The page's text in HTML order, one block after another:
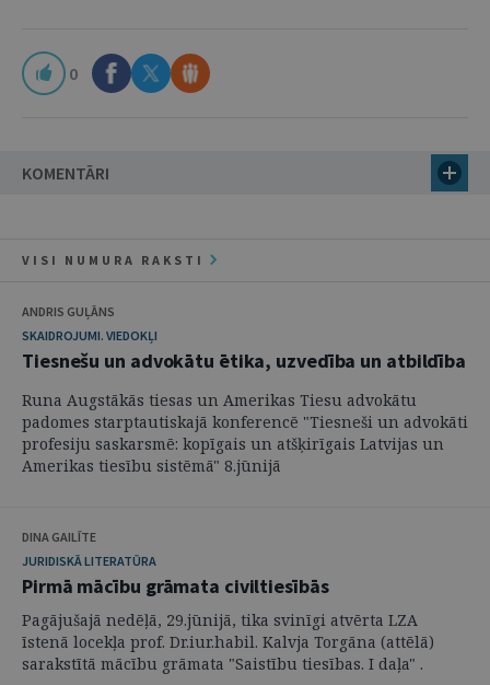
0
KOMENTĀRI
VISI NUMURA RAKSTI
ANDRIS GUĻĀNS
SKAIDROJUMI. VIEDOKĻI
Tiesnešu un advokātu ētika, uzvedība un atbildība
Runa Augstākās tiesas un Amerikas Tiesu advokātu
padomes starptautiskajā konferencē "Tiesneši un advokāti
profesiju saskarsmē: kopīgais un atšķirīgais Latvijas un
Amerikas tiesību sistēmā" 8.jūnijā
DINA GAILĪTE
JURIDISKĀ LITERATŪRA
Pirmā mācību grāmata civiltiesībās
Pagājušajā nedēļā, 29.jūnijā, tika svinīgi atvērta LZA
īstenā locekļa prof. Dr.iur.habil. Kalvja Torgāna (attēlā)
sarakstītā mācību grāmata "Saistību tiesības. I daļa" .